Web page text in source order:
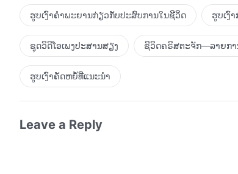
ທໍລະຍົດຕໍ່ພຣະເຈົ້າ. ສາມາດເວົ້າໄດ້ວ່າ ນີ້ແມ່ນເຫດກາ
ໄດ້ຫຼັງຈາກທີ່ໄດ້ເຕີບໃຫຍ່ຂຶ້ນເຖິງຈຸດໃດໜຶ່ງ; ສິ່ງຕ່າງໆແ
ເປັນສັດຕູຂອງພຣະອົງ ແລ້ວເປັນຫຍັງພຣະອົງຈຶ່ງສ້າງມັ
ສາມາດເຫັນທຸກສິ່ງໄດ້ທັງໝົດຢ່າງນິລັນດອນບໍ? ພຣະອົງ
ທໍລະຍົດພຣະອົງ ແລ້ວເປັນຫຍັງພຣະອົງຈຶ່ງຕັ້ງໃຫ້ມັນເປັ
ເທວະດາຫຼາຍຕົນທໍລະຍົດພຣະອົງ ແລະ ໄດ້ລົງມາສູ່ໂລ
ສາມາດປະຕິບັດຕາມແຜນການຄຸ້ມຄອງຫົກພັນປີຂອງພຣະ
ເອົາບັນຫາມາສູ່ຕົວເອງຫຼາຍຂຶ້ນເກີນຄວາມຈໍາເປັນບໍ? ບ
ຍຸກປັດຈຸບັນ, ພຣະເຈົ້າກໍຈະບໍ່ໄດ້ນໍາຄວາມລອດພົ້ນມາ
ຮູບເງົາຄຳພະຍານກ່ຽວກັບປະສົບການໃນຊີວິດ ຮູບເງົ
ຊຸດວິດີໂອເພງປະສານສຽງ ຊີວິດຄຣິສຕະຈັກ—ລາຍກາ
ຮູບເງົາຄັດຫຍໍ້ທີ່ແນະນໍາ
Leave a Reply